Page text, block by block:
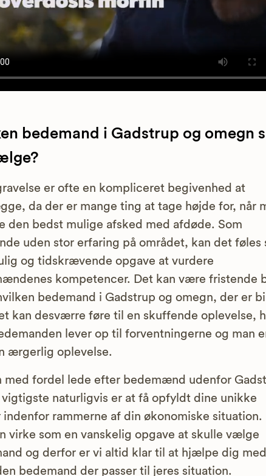
bedemand i Gadstrup og omegn
er ofte en kompliceret begivenhed at
da der er mange ting at tage højde for, når
den bedst mulige afsked med afdøde. Som
uden stor erfaring på området, kan det føles
og tidskrævende opgave at vurdere
kompetencer. Det kan være fristende
bedemand i Gadstrup og omegn, der er
kan desværre føre til en skuffende oplevelse,
lever op til forventningerne og man
ærgerlig oplevelse.
med fordel lede efter bedemænd udenfor
naturligvis er at få opfyldt dine unikke
indenfor rammerne af din økonomiske situation.
virke som en vanskelig opgave at skulle vælge
og derfor er vi altid klar til at hjælpe dig
bedemand der passer til jeres situation.